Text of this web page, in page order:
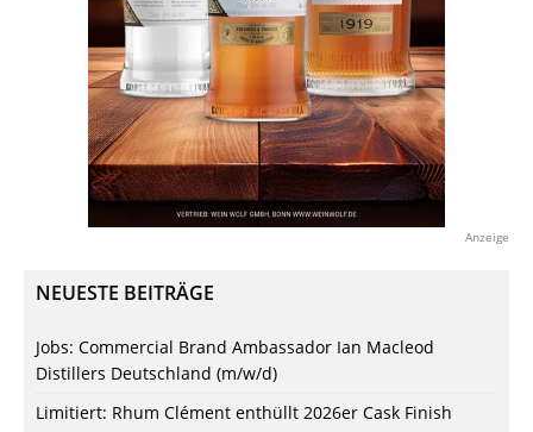
Anzeige
NEUESTE BEITRÄGE
Jobs: Commercial Brand Ambassador Ian Macleod
Distillers Deutschland (m/w/d)
Limitiert: Rhum Clément enthüllt 2026er Cask Finish